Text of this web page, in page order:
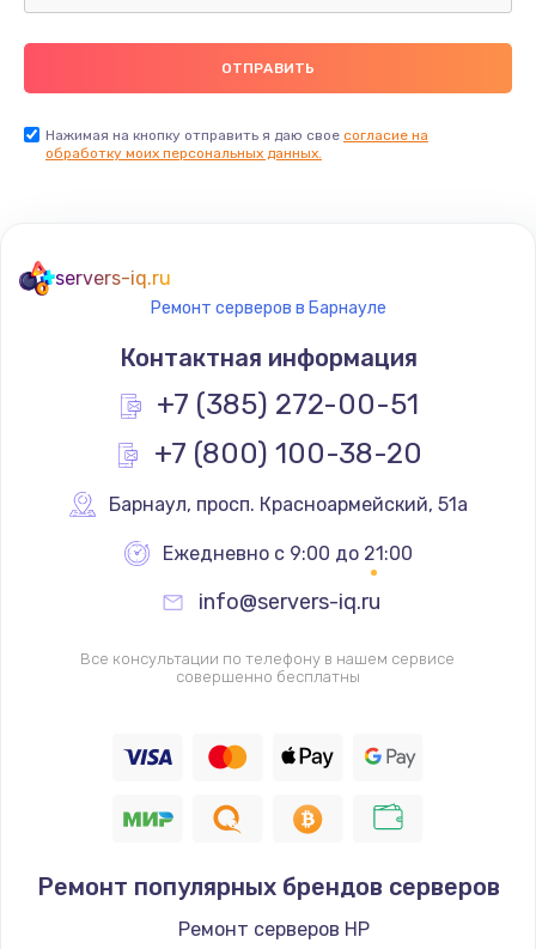
Заказать
Замена термостата
1200 руб.
Заказать
Замена реле
Замена термопредохранителя
700 руб.
Заказать
2500 руб.
1400 руб.
Заказать
Нажимая на кнопку отправить я даю свое согласие на
обработку моих персональных данных.
servers-iq.ru
Ремонт серверов в Барнауле
Контактная информация
+7 (385) 272-00-51
+7 (800) 100-38-20
Барнаул, просп. Красноармейский, 51а
Ежедневно с 9:00 до 21:00
info@servers-iq.ru
Все консультации по телефону в нашем сервисе
совершенно бесплатны
Ремонт популярных брендов серверов
Ремонт серверов HP